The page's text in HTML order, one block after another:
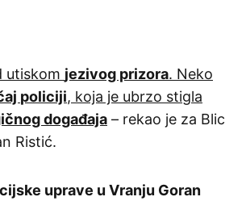
utiskom jezivog prizora. Neko
policiji, koja je ubrzo stigla
događaja – rekao je za Blic
Ristić.
uprave u Vranju Goran